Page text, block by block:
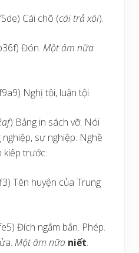
Cái chõ (cái trả xôi).
Đón.Một âm nữa
Nghị tội, luận tội.
) Bảng in sách vỡ. Nói
sự nghiệp. Nghề
kiếp trước.
Tên huyện của Trung
Đích ngắm bắn. Phép.
Một âm nữa niết.